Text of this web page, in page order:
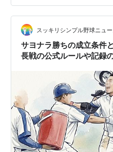
豆腐味を買っていますが、
とミルクアイスのものが発
入してみました。結構甘めで
くどさを感じることもありま
スッキリシンプル野球ニュー
サヨナラ勝ちの成立条件
長戦の公式ルールや記録